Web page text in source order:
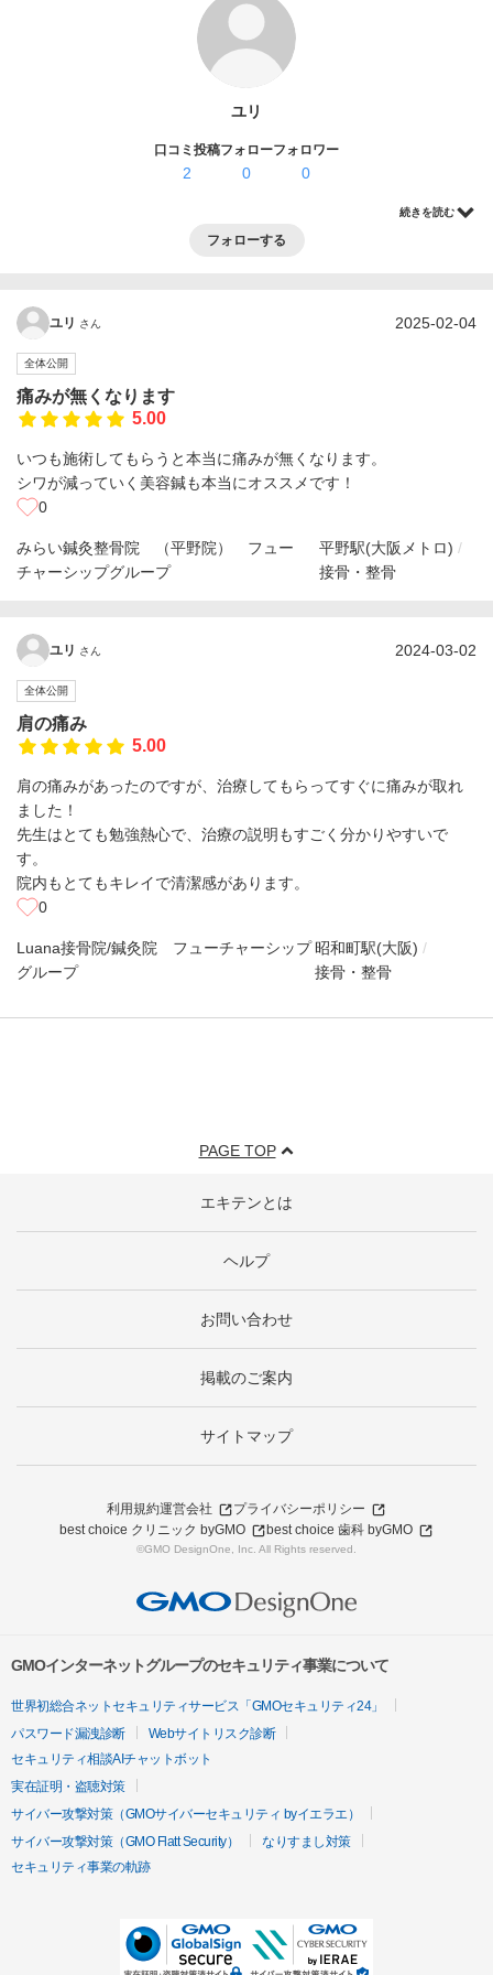
ユリ
口コミ投稿
2
フォロー
0
フォロワー
0
続きを読む
フォローする
ユリ さん 2025-02-04
全体公開
痛みが無くなります
5.00
いつも施術してもらうと本当に痛みが無くなります。
シワが減っていく美容鍼も本当にオススメです！
0
みらい鍼灸整骨院 （平野院） フュー
チャーシップグループ
平野駅(大阪メトロ)
接骨・整骨
ユリ さん 2024-03-02
全体公開
肩の痛み
5.00
肩の痛みがあったのですが、治療してもらってすぐに痛みが取れ
ました！
先生はとても勉強熱心で、治療の説明もすごく分かりやすいで
す。
院内もとてもキレイで清潔感があります。
0
Luana接骨院/鍼灸院 フューチャーシップ
グループ
昭和町駅(大阪)
接骨・整骨
PAGE TOP
エキテンとは
ヘルプ
お問い合わせ
掲載のご案内
サイトマップ
利用規約運営会社
プライバシーポリシー
best choice クリニック byGMO
best choice 歯科 byGMO
©GMO DesignOne, Inc. All Rights reserved.
GMOインターネットグループのセキュリティ事業について
世界初総合ネットセキュリティサービス「GMOセキュリティ24」
パスワード漏洩診断
Webサイトリスク診断
セキュリティ相談AIチャットボット
実在証明・盗聴対策
サイバー攻撃対策（GMOサイバーセキュリティ byイエラエ）
サイバー攻撃対策（GMO Flatt Security）
なりすまし対策
セキュリティ事業の軌跡